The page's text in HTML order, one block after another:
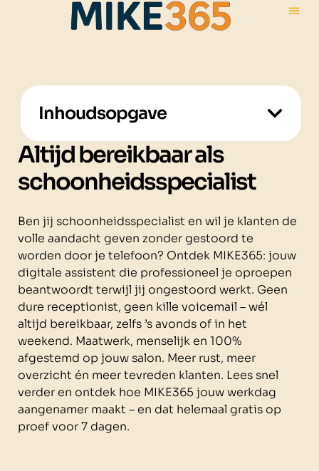
Altijd bereikbaar als
schoonheidsspecialist
Ben jij schoonheidsspecialist en wil je klanten de
volle aandacht geven zonder gestoord te
worden door je telefoon? Ontdek MIKE365: jouw
digitale assistent die professioneel je oproepen
beantwoordt terwijl jij ongestoord werkt. Geen
dure receptionist, geen kille voicemail – wél
altijd bereikbaar, zelfs ’s avonds of in het
weekend. Maatwerk, menselijk en 100%
afgestemd op jouw salon. Meer rust, meer
overzicht én meer tevreden klanten. Lees snel
verder en ontdek hoe MIKE365 jouw werkdag
aangenamer maakt – en dat helemaal gratis op
proef voor 7 dagen.
Inhoudsopgave